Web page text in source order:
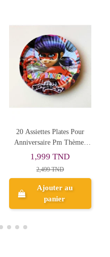
Set De 10 Boites Pop Corn,
Cars
Ajouter au
panier